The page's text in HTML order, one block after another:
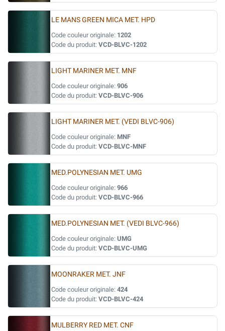
LE MANS GREEN MICA MET. HPD
Code couleur originale: 1202
Code du produit: VCD-BLVC-1202
LIGHT MARINER MET. MNF
Code couleur originale: 906
Code du produit: VCD-BLVC-906
LIGHT MARINER MET. (VEDI BLVC-906)
Code couleur originale: MNF
Code du produit: VCD-BLVC-MNF
MED.POLYNESIAN MET. UMG
Code couleur originale: 966
Code du produit: VCD-BLVC-966
MED.POLYNESIAN MET. (VEDI BLVC-966)
Code couleur originale: UMG
Code du produit: VCD-BLVC-UMG
MOONRAKER MET. JNF
Code couleur originale: 424
Code du produit: VCD-BLVC-424
MULBERRY RED MET. CNF